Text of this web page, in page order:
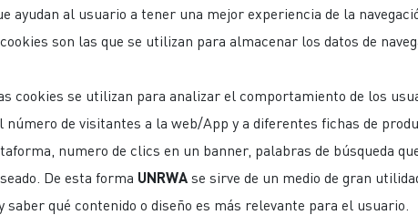
ayudan al usuario a tener una mejor experiencia de la
son las que se utilizan para almacenar los datos de
cookies se utilizan para analizar el comportamiento de los
número de visitantes a la web/App y a diferentes fichas de
numero de clics en un banner, palabras de búsqueda
De esta forma UNRWA se sirve de un medio de gran
qué contenido o diseño es más relevante para el usuario.